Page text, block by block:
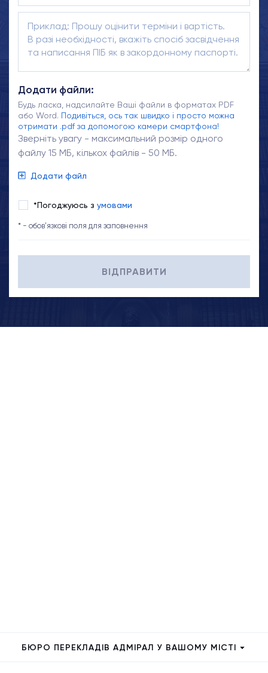
Додати файли:
Будь ласка, надсилайте Ваші файли в форматах PDF
або Word. Подивіться, ось так швидко і просто можна
отримати .pdf за допомогою камери смартфона!
Зверніть увагу - максимальний розмір одного
файлу 15 МБ, кількох файлів - 50 МБ.
Додати файл
*Погоджуюсь з умовами
* - обов'язкові поля для заповнення
ВІДПРАВИТИ
БЮРО ПЕРЕКЛАДІВ АДМІРАЛ У ВАШОМУ МІСТІ